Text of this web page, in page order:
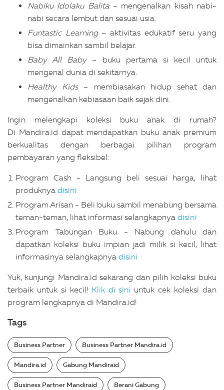
Nabiku Idolaku Balita– mengenalkan kisah nabi-
nabi secara lembut dan sesuai usia.
Funtastic Learning– aktivitas edukatif seru yang
bisa dimainkan sambil belajar.
Baby All Baby– buku pertama si kecil untuk
mengenal dunia di sekitarnya.
Healthy Kids– membiasakan hidup sehat dan
mengenalkan kebiasaan baik sejak dini.
Ingin melengkapi koleksi buku anak di rumah?
Di Mandira.id dapat mendapatkan buku anak premium
berkualitas dengan berbagai pilihan program
pembayaran yang fleksibel:
Program Cash - Langsung beli sesuai harga, lihat
produknya disini
Program Arisan - Beli buku sambil menabung bersama
teman-teman, lihat informasi selangkapnya disini
Program Tabungan Buku - Nabung dahulu dan
dapatkan koleksi buku impian jadi milik si kecil, lihat
informasinya selangkapnya disini
Yuk, kunjungi Mandira.id sekarang dan pilih koleksi buku
terbaik untuk si kecil! Klik di sini untuk cek koleksi dan
program lengkapnya di Mandira.id!
Tags
Business Partner Business Partner Mandira.id
Mandira.id Gabung Mandiraid
Business Partner Mandiraid Berani Gabung